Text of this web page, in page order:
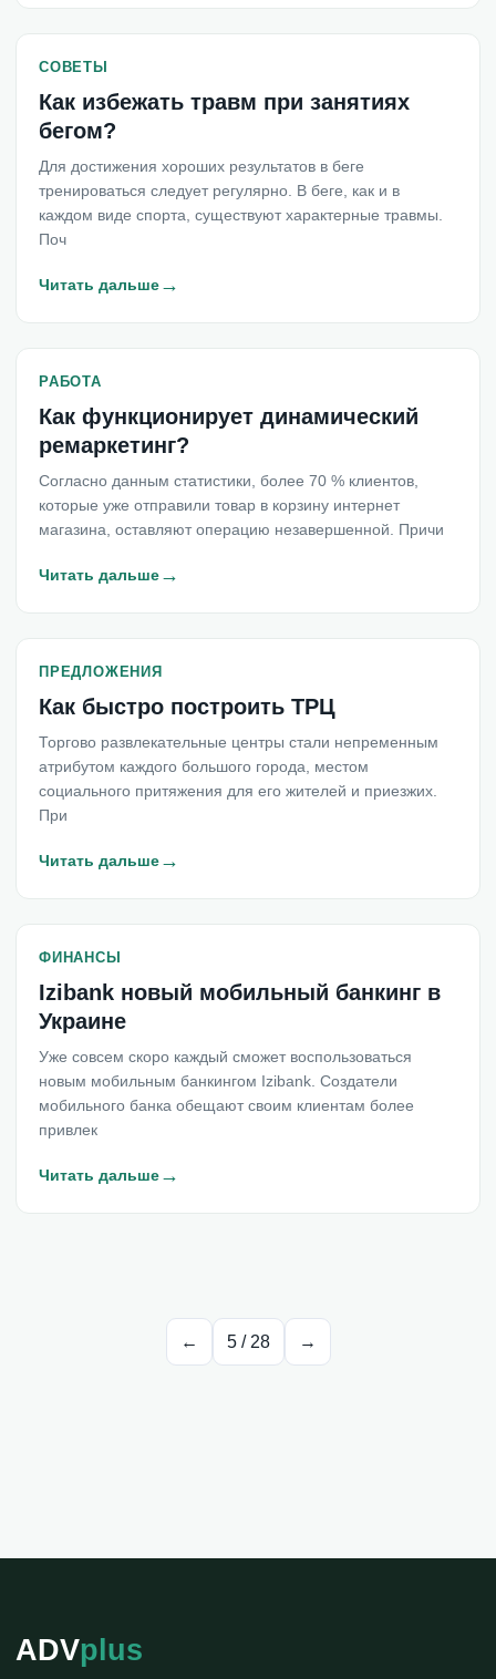
СОВЕТЫ
Как избежать травм при занятиях
бегом?
Для достижения хороших результатов в беге
тренироваться следует регулярно. В беге, как и в
каждом виде спорта, существуют характерные травмы.
Поч
Читать дальше→
РАБОТА
Как функционирует динамический
ремаркетинг?
Согласно данным статистики, более 70 % клиентов,
которые уже отправили товар в корзину интернет
магазина, оставляют операцию незавершенной. Причи
Читать дальше→
ПРЕДЛОЖЕНИЯ
Как быстро построить ТРЦ
Торгово развлекательные центры стали непременным
атрибутом каждого большого города, местом
социального притяжения для его жителей и приезжих.
При
Читать дальше→
ФИНАНСЫ
Izibank новый мобильный банкинг в
Украине
Уже совсем скоро каждый сможет воспользоваться
новым мобильным банкингом Izibank. Создатели
мобильного банка обещают своим клиентам более
привлек
Читать дальше→
← 5/ 28 →
ADVplus